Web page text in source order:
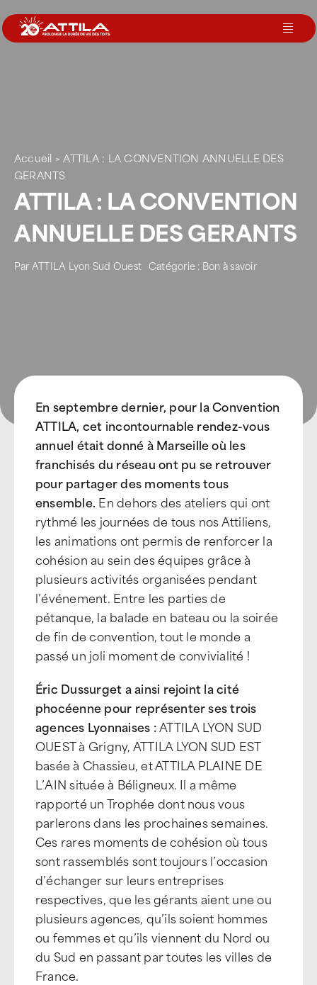
au
contenu
Nos agences
Rejoignez-nous
Accueil > ATTILA : LA CONVENTION ANNUELLE DES
GERANTS
ATTILA : LA CONVENTION
ANNUELLE DES GERANTS
ParATTILA Lyon Sud Ouest Catégorie : Bon à savoir
En septembre dernier, pour la Convention
ATTILA, cet incontournable rendez-vous
annuel étaitdonné à Marseille où les
franchisés du réseau ont pu se retrouver
pour partager des moments tous
ensemble. En dehors des ateliers qui ont
rythmé les journées de tous nos Attiliens,
les animations ont permis de renforcer la
cohésion au sein des équipes grâce à
plusieurs activités organisées pendant
l’événement. Entre les parties de
pétanque, la balade en bateau ou la soirée
de fin de convention, tout le monde a
passé un joli moment de convivialité !
Éric Dussurget a ainsi rejoint la cité
phocéenne pour représenter ses trois
agences Lyonnaises :ATTILA LYON SUD
OUEST à Grigny, ATTILA LYON SUD EST
basée à Chassieu, et ATTILA PLAINE DE
L’AIN située à Béligneux. Il a même
rapporté un Trophée dont nous vous
parlerons dans les prochaines semaines.
Ces rares moments de cohésion où tous
sont rassemblés sont toujours l’occasion
d’échanger sur leurs entreprises
respectives, que les gérants aient une ou
plusieurs agences, qu’ils soient hommes
ou femmes et qu’ils viennent du Nord ou
du Sud en passant par toutes les villes de
France.